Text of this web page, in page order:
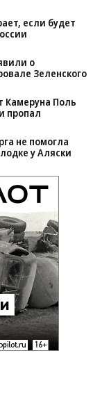
если будет
о
Камеруна Поль
не помогла
у Аляски